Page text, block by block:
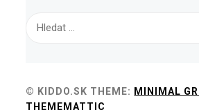
© KIDDO.SK THEME: MINIMAL
THEMEMATTIC